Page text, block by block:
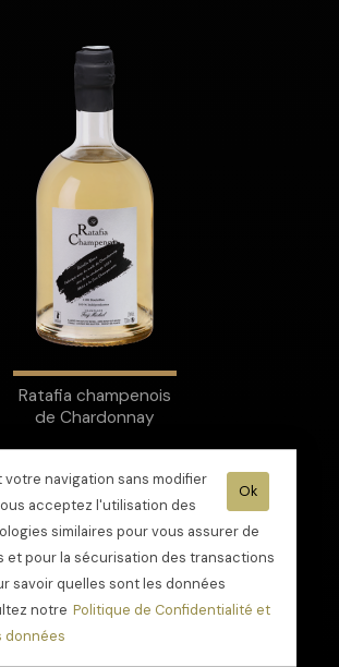
Ratafia champenois
de Chardonnay
Ok
votre navigation sans modifier
acceptez l'utilisation des
similaires pour vous assurer de
et pour la sécurisation des transactions
savoir quelles sont les données
notre Politique de Confidentialité et
données